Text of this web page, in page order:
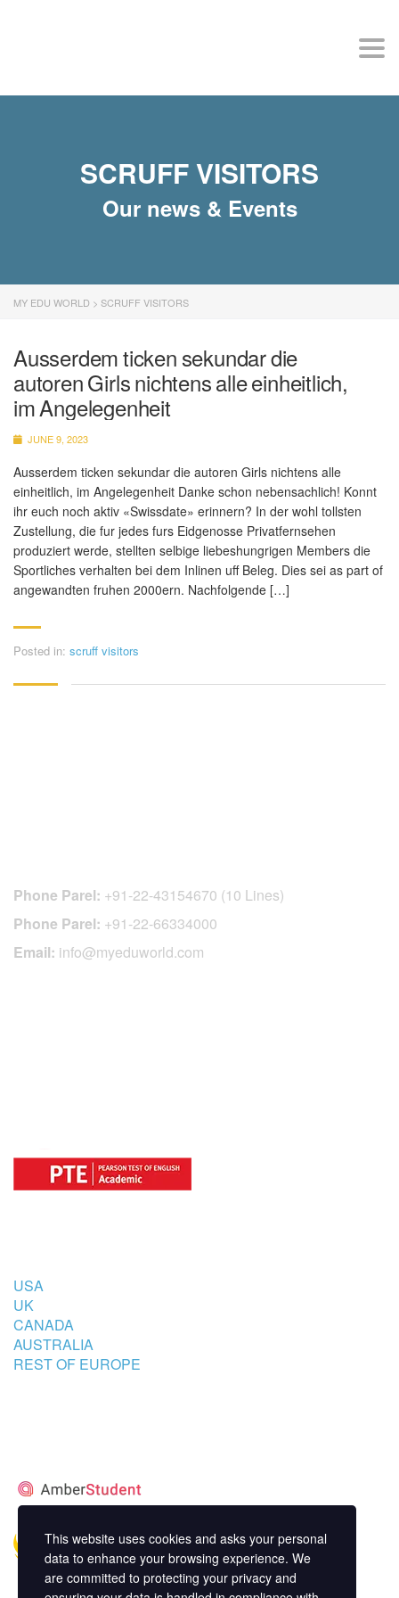
SCRUFF VISITORS
Our news & Events
MY EDU WORLD > SCRUFF VISITORS
Ausserdem ticken sekundar die
autoren Girls nichtens alle einheitlich,
im Angelegenheit
JUNE 9, 2023
Ausserdem ticken sekundar die autoren Girls nichtens alle
einheitlich, im Angelegenheit Danke schon nebensachlich! Konnt
ihr euch noch aktiv «Swissdate» erinnern? In der wohl tollsten
Zustellung, die fur jedes furs Eidgenosse Privatfernsehen
produziert werde, stellten selbige liebeshungrigen Members die
Sportliches verhalten bei dem Inlinen uff Beleg. Dies sei as part of
angewandten fruhen 2000ern. Nachfolgende […]
Posted in: scruff visitors
Phone Parel: +91-22-43154670 (10 Lines)
Phone Parel: +91-22-66334000
Email: info@myeduworld.com
USA
UK
CANADA
AUSTRALIA
REST OF EUROPE
This website uses cookies and asks your personal
data to enhance your browsing experience. We
are committed to protecting your privacy and